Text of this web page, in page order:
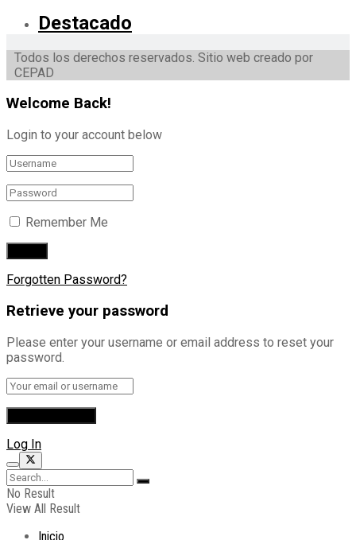
Destacado
Todos los derechos reservados. Sitio web creado por
CEPAD
Welcome Back!
Login to your account below
Remember Me
Forgotten Password?
Retrieve your password
Please enter your username or email address to reset your
password.
Log In
No Result
View All Result
Inicio